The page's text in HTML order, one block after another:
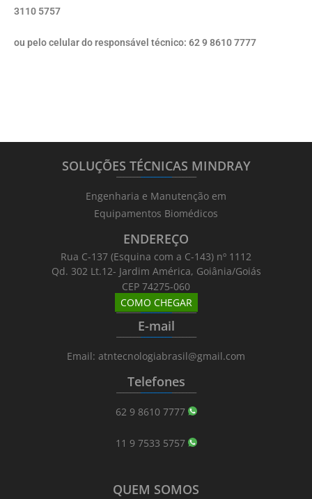
3110 5757
ou pelo celular do responsável técnico: 62 9 8610 7777
SOLUÇÕES TÉCNICAS MINDRAY
_______________________
Engenharia e Manutenção em
Equipamentos Biomédicos
ENDEREÇO
Rua C-137 (Esquina com a C-143) nº 1112
Qd. 302 Lt.12- Jardim América, Goiânia/Goiás
CEP 74275-060
COMO CHEGAR
_______________________
E-mail
_______________________
Email: atntecnologiabrasil@gmail.com
Telefones
_______________________
62 9 8610 7777
11 9 7533 5757
QUEM SOMOS
_______________________